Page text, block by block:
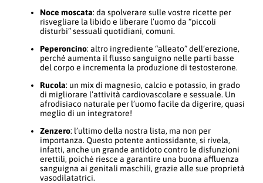
Noce moscata: da spolverare sulle vostre ricette per
risvegliare la libido e liberare l’uomo da “piccoli
disturbi” sessuali quotidiani, comuni.
Peperoncino: altro ingrediente “alleato” dell’erezione,
perché aumenta il flusso sanguigno nelle parti basse
del corpo e incrementa la produzione di testosterone.
Rucola: un mix di magnesio, calcio e potassio, in grado
di migliorare l’attività cardiovascolare e sessuale. Un
afrodisiaco naturale per l’uomo facile da digerire, quasi
meglio di un integratore!
Zenzero: l’ultimo della nostra lista, ma non per
importanza. Questo potente antiossidante, si rivela,
infatti, anche un grande antidoto contro le disfunzioni
erettili, poiché riesce a garantire una buona affluenza
sanguigna ai genitali maschili, grazie alle sue proprietà
vasodilatatrici.